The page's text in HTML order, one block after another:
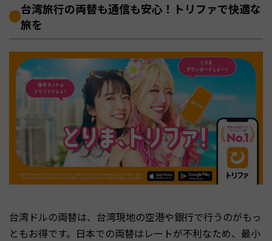
台湾旅行の両替も通信も安心！トリファで快適な
旅を
台湾ドルの両替は、台湾現地の空港や銀行で行うのがもっ
ともお得です。日本での両替はレートが不利なため、最小